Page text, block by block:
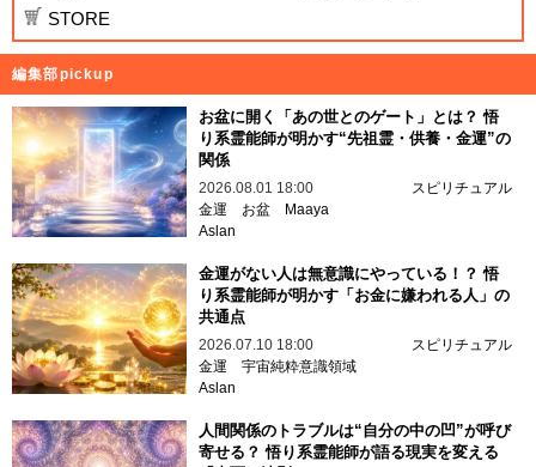
STORE
編集部pickup
お盆に開く「あの世とのゲート」とは？ 悟
り系霊能師が明かす“先祖霊・供養・金運”の
関係
2026.08.01 18:00
スピリチュアル
金運
お盆
Maaya
Aslan
金運がない人は無意識にやっている！？ 悟
り系霊能師が明かす「お金に嫌われる人」の
共通点
2026.07.10 18:00
スピリチュアル
金運 宇宙純粋意識領域
Aslan
人間関係のトラブルは“自分の中の凹”が呼び
寄せる？ 悟り系霊能師が語る現実を変える